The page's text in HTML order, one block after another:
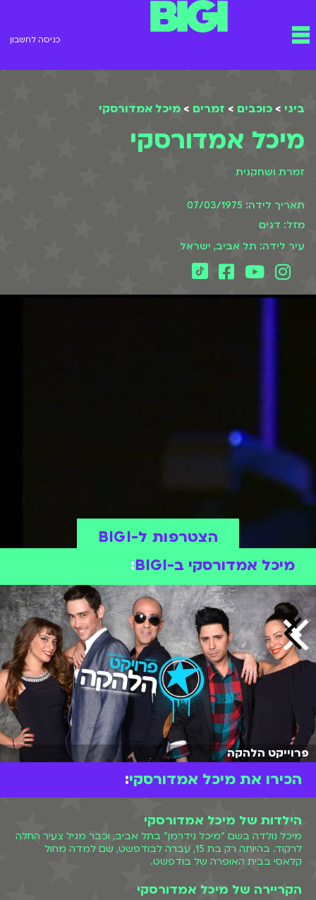
תפריט כניסה לחשבון
ביגי > כוכבים > זמרים > מיכל אמדורסקי
מיכל אמדורסקי
זמרת ושחקנית
תאריך לידה: 07/03/1975
מזל: דגים
עיר לידה: תל אביב, ישראל
הצטרפות ל-BIGI
מיכל אמדורסקי ב-BIGI
:
פרוייקט הלהקה
הכירו את מיכל אמדורסקי:
הילדות של מיכל אמדורסקי
מיכל נולדה בשם "מיכל נידרמן" בתל אביב, וכבר מגיל צעיר החלה
לרקוד. בהיותה רק בת 15, עברה לבודפשט, שם למדה מחול
קלאסי בבית האופרה של בודפשט.
הקריירה של מיכל אמדורסקי